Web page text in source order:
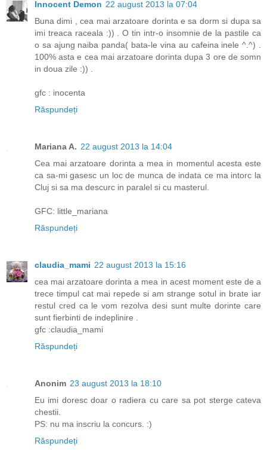
Innocent Demon 22 august 2013 la 07:04
Buna dimi , cea mai arzatoare dorinta e sa dorm si dupa sa
imi treaca raceala :)) . O tin intr-o insomnie de la pastile ca
o sa ajung naiba panda( bata-le vina au cafeina inele ^.^) .
100% asta e cea mai arzatoare dorinta dupa 3 ore de somn
in doua zile :)) .
gfc : inocenta
Răspundeți
Mariana A. 22 august 2013 la 14:04
Cea mai arzatoare dorinta a mea in momentul acesta este
ca sa-mi gasesc un loc de munca de indata ce ma intorc la
Cluj si sa ma descurc in paralel si cu masterul.
GFC: little_mariana
Răspundeți
claudia_mami 22 august 2013 la 15:16
cea mai arzatoare dorinta a mea in acest moment este de a
trece timpul cat mai repede si am strange sotul in brate iar
restul cred ca le vom rezolva desi sunt multe dorinte care
sunt fierbinti de indeplinire .
gfc :claudia_mami
Răspundeți
Anonim 23 august 2013 la 18:10
Eu imi doresc doar o radiera cu care sa pot sterge cateva
chestii.
PS: nu ma inscriu la concurs. :)
Răspundeți